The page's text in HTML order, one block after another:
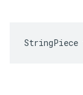
StringPiece